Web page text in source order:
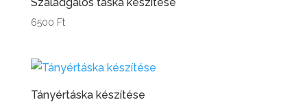
6500 Ft
Tányértáska készítése